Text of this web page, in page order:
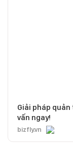
Giải pháp
vấn ngay!
bizfly.vn